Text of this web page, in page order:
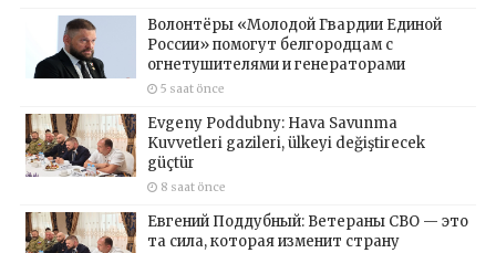
Волонтёры «Молодой Гвардии Единой
России» помогут белгородцам с
огнетушителями и генераторами
5 saat önce
Evgeny Poddubny: Hava Savunma
Kuvvetleri gazileri, ülkeyi değiştirecek
güçtür
8 saat önce
Евгений Поддубный: Ветераны СВО — это
та сила, которая изменит страну